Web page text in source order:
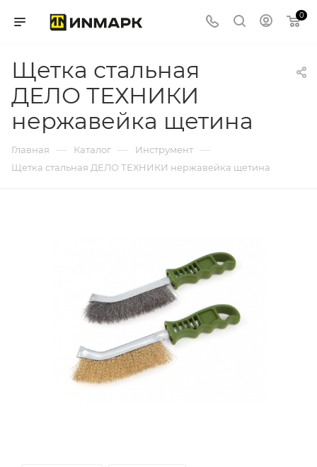
0
Щетка стальная
ДЕЛО ТЕХНИКИ
нержавейка щетина
Главная — Каталог — Инструмент —
Щетка стальная ДЕЛО ТЕХНИКИ нержавейка щетина